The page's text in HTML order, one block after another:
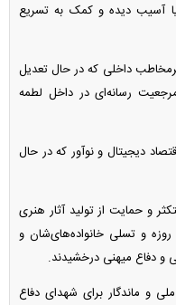
آسیب دیده و کمک به تسریع
داخلی که در حال تعدیل
رسانه‌ای در داخل لطمه
دیجیتال و نوآور که در حال
و حمایت از تولید آثار هنری
تراز اول برای تکریم شهدای دفاع میهنی ۱۲ روزه و تسلی خانواده‌های‌شان و
و دفاع میهنی درخشیدند.
و ماندگار برای شهدای دفاع